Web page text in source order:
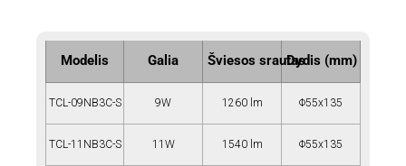
Modelis Galia Šviesos srautasDydis (mm)
TCL-09NB3C-S 9W 1260 lm Φ55x135
TCL-11NB3C-S 11W 1540 lm Φ55x135